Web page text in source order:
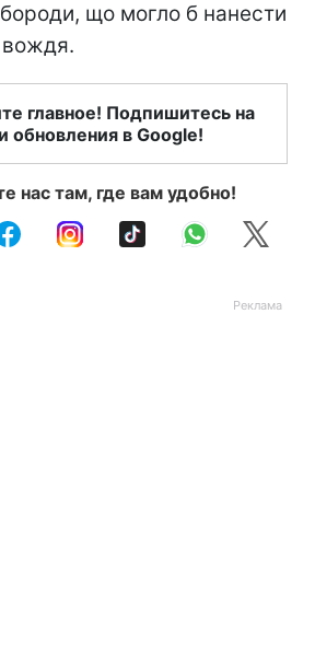
що могло б нанести
вождя.
главное! Подпишитесь на
обновления в Google!
нас там, где вам удобно!